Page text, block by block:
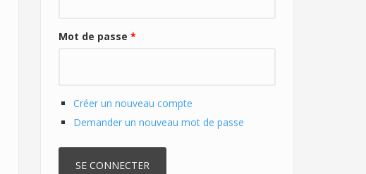
Mot de passe *
Créer un nouveau compte
Demander un nouveau mot de passe